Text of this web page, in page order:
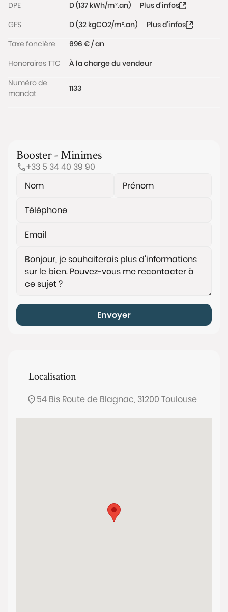
DPE
D (137 kWh/m².an)
Plus d'infos
GES
D (32 kgCO2/m².an)
Plus d'infos
Taxe foncière
696 € / an
Honoraires TTC
À la charge du vendeur
Numéro de
mandat
1133
Booster - Minimes
+33 5 34 40 39 90
Envoyer
Localisation
54 Bis Route de Blagnac, 31200 Toulouse